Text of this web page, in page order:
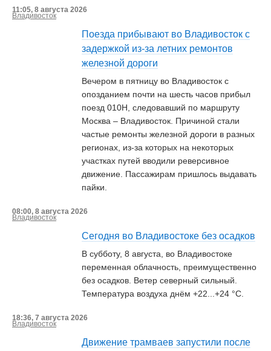
11:05, 8 августа 2026
Владивосток
Поезда прибывают во Владивосток с
задержкой из-за летних ремонтов
железной дороги
Вечером в пятницу во Владивосток с
опозданием почти на шесть часов прибыл
поезд 010Н, следовавший по маршруту
Москва – Владивосток. Причиной стали
частые ремонты железной дороги в разных
регионах, из-за которых на некоторых
участках путей вводили реверсивное
движение. Пассажирам пришлось выдавать
пайки.
08:00, 8 августа 2026
Владивосток
Сегодня во Владивостоке без осадков
В субботу, 8 августа, во Владивостоке
переменная облачность, преимущественно
без осадков. Ветер северный сильный.
Температура воздуха днём +22...+24 °С.
18:36, 7 августа 2026
Владивосток
Движение трамваев запустили после